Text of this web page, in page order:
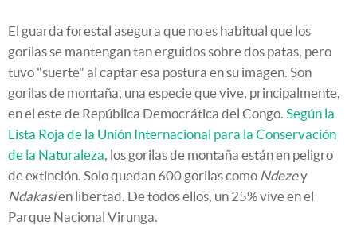
El guarda forestal asegura que no es habitual que los
gorilas se mantengan tan erguidos sobre dos patas, pero
tuvo "suerte" al captar esa postura en su imagen. Son
gorilas de montaña, una especie que vive, principalmente,
en el este de República Democrática del Congo. Según la
Lista Roja de la Unión Internacional para la Conservación
de la Naturaleza, los gorilas de montaña están en peligro
de extinción. Solo quedan 600 gorilas como Ndezey
Ndakasien libertad. De todos ellos, un 25% vive en el
Parque Nacional Virunga.